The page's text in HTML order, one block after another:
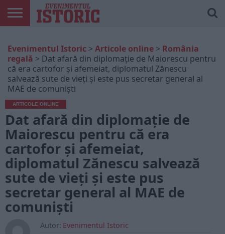
ONLINE
EDIȚII
TIPĂRITE
ISTORIC
PLAY
CONTUL
MEU
Evenimentul Istoric > Articole online > România
regală > Dat afară din diplomație de Maiorescu pentru
că era cartofor și afemeiat, diplomatul Zănescu
salvează sute de vieți și este pus secretar general al
MAE de comuniști
ARTICOLE ONLINE
Dat afară din diplomație de
Maiorescu pentru că era
cartofor și afemeiat,
diplomatul Zănescu salvează
sute de vieți și este pus
secretar general al MAE de
comuniști
Autor: Evenimentul Istoric